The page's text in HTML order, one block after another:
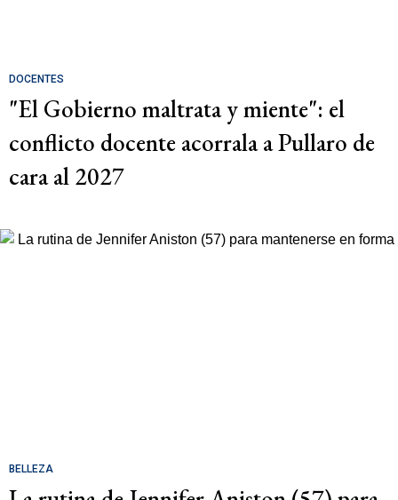
DOCENTES
"El Gobierno maltrata y miente": el
conflicto docente acorrala a Pullaro de
cara al 2027
BELLEZA